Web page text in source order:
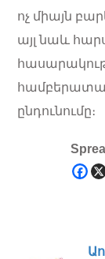
ոչ միայն
այլ նաև
ընդունումը։